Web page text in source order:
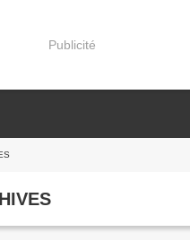
Publicité